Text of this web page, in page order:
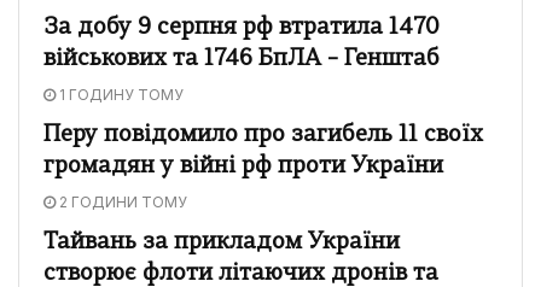
За добу 9 серпня рф втратила 1470
військових та 1746 БпЛА – Генштаб
1 ГОДИНУ ТОМУ
Перу повідомило про загибель 11 своїх
громадян у війні рф проти України
2 ГОДИНИ ТОМУ
Тайвань за прикладом України
створює флоти літаючих дронів та